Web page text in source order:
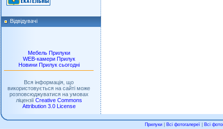
Відвідувачі
Мебель Прилуки
WEB-камери Прилук
Новини Прилук сьогодні
Вся інформація, що
використовується на сайті може
розповсюджуватися на умовах
ліцензії Creative Commons
Attribution 3.0 License
Прилуки| Всі фотогалереї| Всі